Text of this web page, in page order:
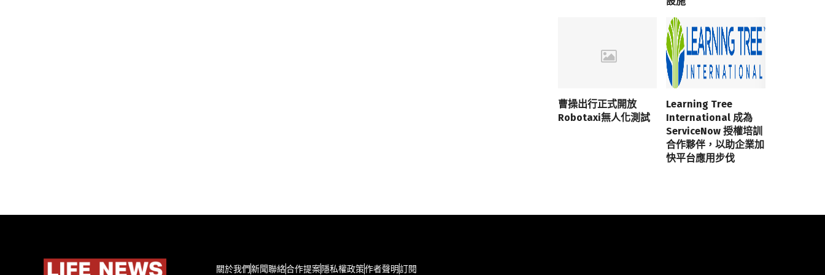
曹操出行正式開放
Robotaxi無人化測試
Learning Tree
International 成為
ServiceNow 授權培訓
合作夥伴，以助企業加
快平台應用步伐
關於我們新聞聯絡合作提案隱私權政策作者聲明訂閱